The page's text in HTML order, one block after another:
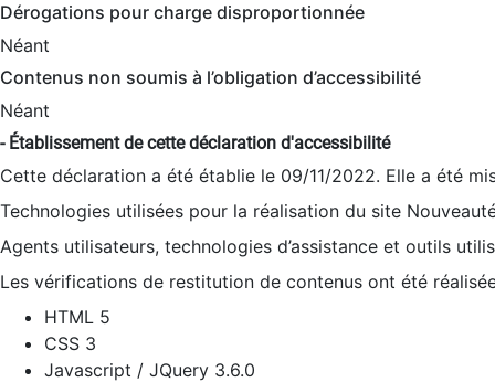
Dérogations pour charge disproportionnée
Néant
Contenus non soumis à l’obligation d’accessibilité
Néant
- Établissement de cette déclaration d'accessibilité
Cette déclaration a été établie le 09/11/2022. Elle a été
Technologies utilisées pour la réalisation du site
Agents utilisateurs, technologies d’assistance et outils
Les vérifications de restitution de contenus ont été
HTML 5
CSS 3
Javascript / JQuery 3.6.0